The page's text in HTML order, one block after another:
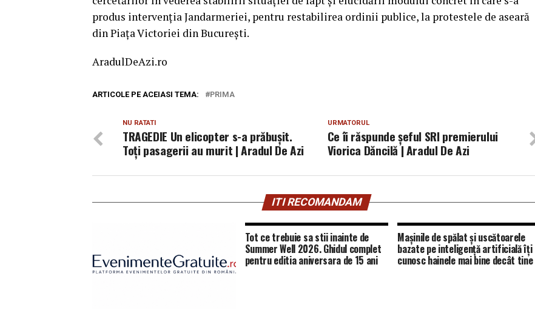
produs intervenţia Jandarmeriei, pentru restabilirea ordinii publice, la protestele de aseară
din Piaţa Victoriei din Bucureşti.
AradulDeAzi.ro
ARTICOLE PE ACEIASI TEMA: PRIMA
URMATORUL
Ce îi răspunde șeful SRI premierului
Viorica Dăncilă | Aradul De Azi
NU RATATI
TRAGEDIE Un elicopter s-a prăbușit.
Toți pasagerii au murit | Aradul De Azi
ITI RECOMANDAM
Tot ce trebuie sa stii inainte de
Summer Well 2026. Ghidul complet
pentru editia aniversara de 15 ani
Mașinile de spălat și uscătoarele
bazate pe inteligență artificială îți
cunosc hainele mai bine decât tine